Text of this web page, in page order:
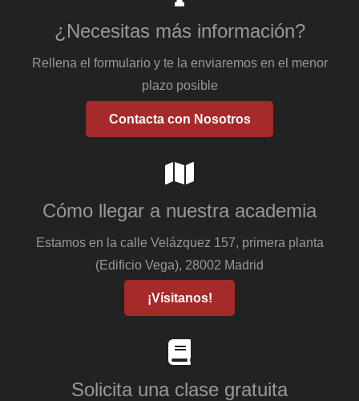
¿Necesitas más información?
Rellena el formulario y te la enviaremos en el menor
plazo posible
Contacta con Nosotros
Cómo llegar a nuestra academia
Estamos en la calle Velázquez 157, primera planta
(Edificio Vega), 28002 Madrid
¡Vísitanos!
Solicita una clase gratuita